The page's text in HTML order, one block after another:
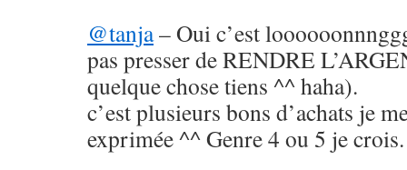
@tanja– Oui c’est
pas presser de RENDRE
quelque chose tiens ^^ haha).
c’est plusieurs bons d’achats je
exprimée ^^ Genre 4 ou 5 je crois.